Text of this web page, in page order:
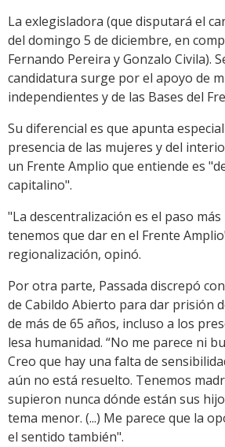
La exlegisladora (que disputará el
del domingo 5 de diciembre, en
Fernando Pereira y Gonzalo Civila).
candidatura surge por el apoyo de
independientes y de las Bases del
Su diferencial es que apunta
presencia de las mujeres y del
un Frente Amplio que entiende es
capitalino".
"La descentralización es el paso
tenemos que dar en el Frente
regionalización, opinó.
Por otra parte, Passada discrepó
de Cabildo Abierto para dar prisión
de más de 65 años, incluso a los
lesa humanidad. “No me parece ni
Creo que hay una falta de
aún no está resuelto. Tenemos
supieron nunca dónde están sus
tema menor. (...) Me parece que la
el sentido también".